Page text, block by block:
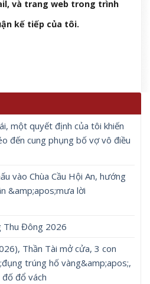
và trang web trong trình
kế tiếp của tôi.
một quyết định của tôi khiến
đến cung phụng bố vợ vô điều
vào Chùa Cầu Hội An, hướng
&amp;apos;mưa lời
Thu Đông 2026
Thần Tài mở cửa, 3 con
trúng hố vàng&amp;apos;,
đổ vách